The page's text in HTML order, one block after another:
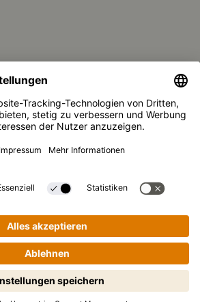
Kochen leicht
antippen.
Warenzeichen der Kikkoman
Europe GmbH 2023 – 2026
180, 40472 Düsseldorf, Germany
Einstellungen
Datenschutzerklärung